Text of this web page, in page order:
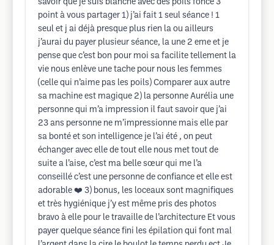
savoir que je suis blanche avec des poils foncé 3
point à vous partager 1) j’ai fait 1 seul séance ! 1
seul et j ai déjà presque plus rien la ou ailleurs
j’aurai du payer plusieur séance, la une 2 eme et je
pense que c’est bon pour moi sa facilite tellement la
vie nous enlève une tache pour nous les femmes
(celle qui n’aime pas les poils) Comparer aux autre
sa machine est magique 2) la personne Aurélia une
personne qui m’a impression il faut savoir que j’ai
23 ans personne ne m’impressionne mais elle par
sa bonté et son intelligence je l’ai été , on peut
échanger avec elle de tout elle nous met tout de
suite a l’aise, c’est ma belle sœur qui me l’a
conseillé c’est une personne de confiance et elle est
adorable ❤️ 3) bonus, les loceaux sont magnifiques
et très hygiénique j’y est même pris des photos
bravo à elle pour le travaille de l’architecture Et vous
payer quelque séance fini les épilation qui font mal